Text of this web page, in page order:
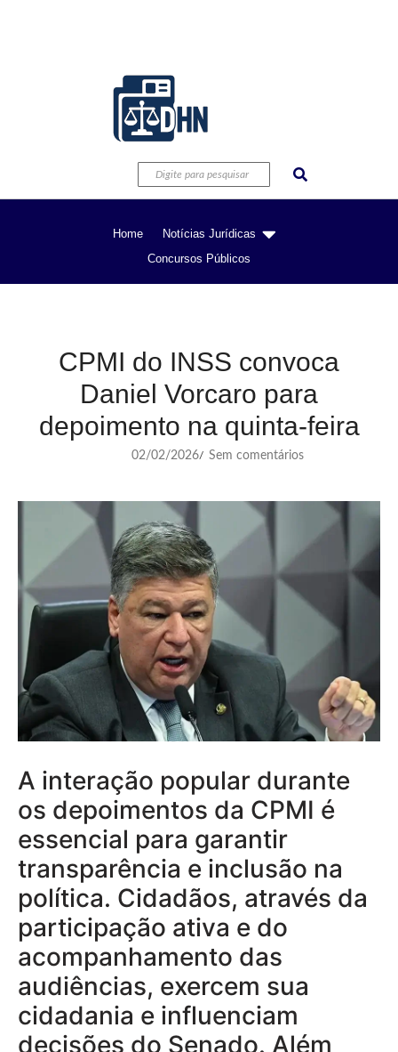
Home
Notícias Jurídicas
Concursos Públicos
CPMI do INSS convoca
Daniel Vorcaro para
depoimento na quinta-feira
02/02/2026/ Sem comentários
A interação popular durante
os depoimentos da CPMI é
essencial para garantir
transparência e inclusão na
política. Cidadãos, através da
participação ativa e do
acompanhamento das
audiências, exercem sua
cidadania e influenciam
decisões do Senado. Além